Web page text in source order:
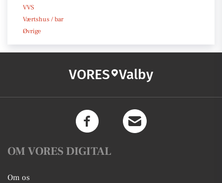
VVS
Værtshus / bar
Øvrige
VORES Valby
OM VORES DIGITAL
Om os